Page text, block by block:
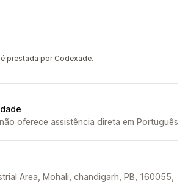
prestada por Codexade.
oferece assistência direta em Português
Area, Mohali, chandigarh, PB, 160055,